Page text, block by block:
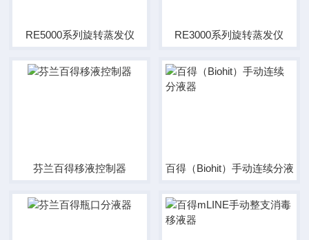
RE5000系列旋转蒸发仪 RE3000系列旋转蒸发仪
芬兰百得移液控制器 百得（Biohit）手动连续分液器